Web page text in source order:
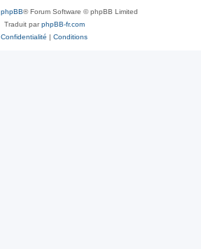
phpBB® Forum Software © phpBB Limited
Traduit parphpBB-fr.com
Confidentialité | Conditions